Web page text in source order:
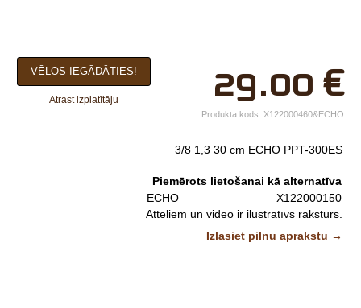
×
Jūsu vārds*
Uzņēmuma
E-pasts*
Izvēlieties tuvāko
veikalu*
29.00 €
VĒLOS IEGĀDĀTIES!
Atrast izplatītāju
Produkta kods: X122000460&ECHO
3/8 1,3 30 cm ECHO PPT-300ES
Piemērots lietošanai kā alternatīva
ECHO
X122000150
Attēliem un video ir ilustratīvs raksturs.
Izlasiet pilnu aprakstu →